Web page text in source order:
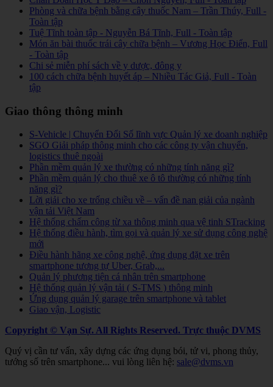
Phòng và chữa bệnh bằng cây thuốc Nam – Trần Thúy, Full -
Toàn tập
Tuệ Tĩnh toàn tập - Nguyễn Bá Tĩnh, Full - Toàn tập
Món ăn bài thuốc trái cây chữa bệnh – Vương Học Điển, Full
- Toàn tập
Chi sẻ miễn phí sách về y dược, đông y
100 cách chữa bệnh huyết áp – Nhiều Tác Giả, Full - Toàn
tập
Giao thông thông minh
S-Vehicle | Chuyển Đổi Số lĩnh vực Quản lý xe doanh nghiệp
SGO Giải pháp thông minh cho các công ty vận chuyển,
logistics thuê ngoài
Phần mềm quản lý xe thường có những tính năng gì?
Phần mềm quản lý cho thuê xe ô tô thường có những tính
năng gì?
Lời giải cho xe trống chiều về – vấn đề nan giải của ngành
vận tải Việt Nam
Hệ thống chấm công từ xa thông minh qua vệ tinh STracking
Hệ thống điều hành, tìm gọi và quản lý xe sử dụng công nghệ
mới
Điều hành hãng xe công nghệ, ứng dụng đặt xe trên
smartphone tương tự Uber, Grab,...
Quản lý phương tiện cá nhân trên smartphone
Hệ thống quản lý vận tải ( S-TMS ) thông minh
Ứng dụng quản lý garage trên smartphone và tablet
Giao vận, Logistic
Copyright © Vạn Sự. All Rights Reserved. Trực thuộc DVMS
Quý vị cần tư vấn, xây dựng các ứng dụng bói, tử vi, phong thủy,
tướng số trên smartphone... vui lòng liên hệ: sale@dvms.vn